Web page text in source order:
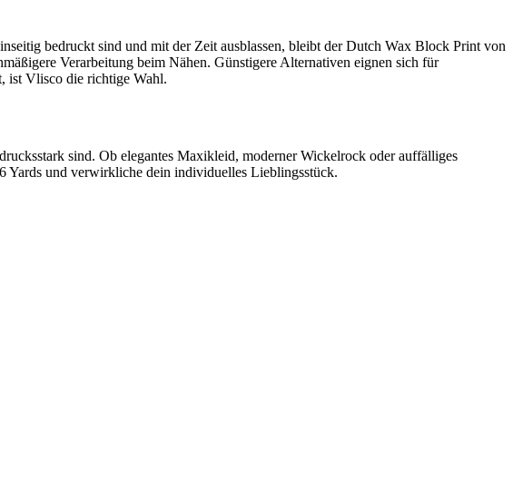
bedruckt sind und mit der Zeit ausblassen, bleibt der Dutch Wax Block Print von
Verarbeitung beim Nähen. Günstigere Alternativen eignen sich für
ist Vlisco die richtige Wahl.
sind. Ob elegantes Maxikleid, moderner Wickelrock oder auffälliges
Yards und verwirkliche dein individuelles Lieblingsstück.